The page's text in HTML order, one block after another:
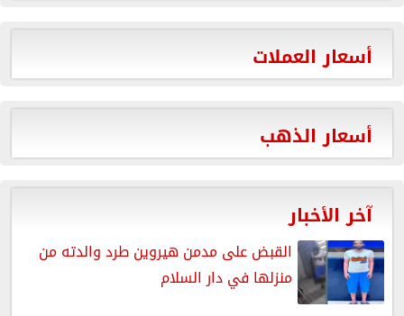
أسعار العملات
أسعار الذهب
آخر الأخبار
القبض على مدمن هيروين طرد والدته من
منزلها في دار السلام